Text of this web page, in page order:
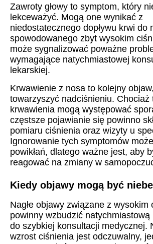
Zawroty głowy to symptom, który
lekceważyć. Mogą one wynikać z
niedostatecznego dopływu krwi do
spowodowanego zbyt wysokim
może sygnalizować poważne
wymagające natychmiastowej
lekarskiej.
Krwawienie z nosa to kolejny
towarzyszyć nadciśnieniu. Chociaż
krwawienia mogą występować
częstsze pojawianie się powinno
pomiaru ciśnienia oraz wizyty u
Ignorowanie tych symptomów
powikłań, dlatego ważne jest, aby
reagować na zmiany w
Kiedy objawy mogą być
Nagłe objawy związane z wysokim
powinny wzbudzić natychmiastową
do szybkiej konsultacji medycznej.
wzrost ciśnienia jest odczuwalny,